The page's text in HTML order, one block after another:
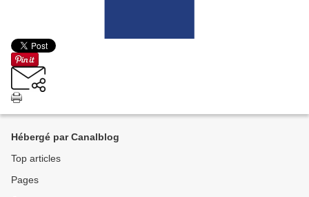
Hébergé par Canalblog
Top articles
Pages